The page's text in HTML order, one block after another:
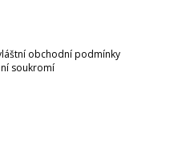
obchodní podmínky
soukromí